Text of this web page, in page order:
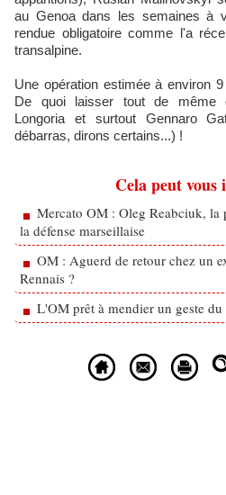
au Genoa dans les semaines à
rendue obligatoire comme l'a
transalpine.
Une opération estimée à environ
De quoi laisser tout de même
Longoria et surtout Gennaro
débarras, dirons certains...) !
Cela peut vous
Mercato OM : Oleg Reabciuk, la
la défense marseillaise
OM : Aguerd de retour chez un
Rennais ?
L'OM prêt à mendier un geste